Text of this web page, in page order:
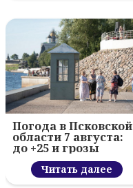
Погода в Псковской
области 7 августа:
до +25 и грозы
Читать далее